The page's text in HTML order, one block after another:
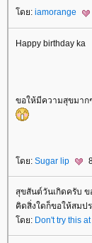
ดย: iamorange
Happy birthday ka
ขอให้มีความสุขมาก
ดย: Sugar lip
สุขสันต์วันเกิดครับ ข
คิดสิ่งใดก็ขอให้สมป
ดย: Don't try this